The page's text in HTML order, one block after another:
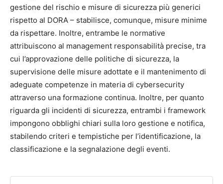
gestione del rischio e misure di sicurezza più generici
rispetto al DORA – stabilisce, comunque, misure minime
da rispettare. Inoltre, entrambe le normative
attribuiscono al management responsabilità precise, tra
cui l’approvazione delle politiche di sicurezza, la
supervisione delle misure adottate e il mantenimento di
adeguate competenze in materia di cybersecurity
attraverso una formazione continua. Inoltre, per quanto
riguarda gli incidenti di sicurezza, entrambi i framework
impongono obblighi chiari sulla loro gestione e notifica,
stabilendo criteri e tempistiche per l’identificazione, la
classificazione e la segnalazione degli eventi.